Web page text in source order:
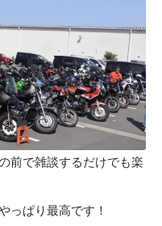
前で雑談するだけでも楽
っぱり最高です！